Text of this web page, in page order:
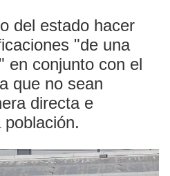
del estado hacer
"de una
en conjunto con el
que no sean
directa e